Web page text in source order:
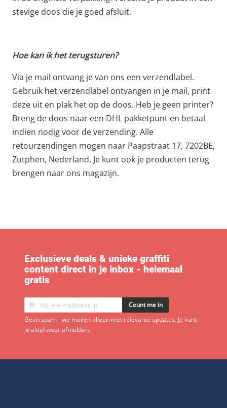
stevige doos die je goed afsluit.
Hoe kan ik het terugsturen?
Via je mail ontvang je van ons een verzendlabel.
Gebruik het verzendlabel ontvangen in je mail, print
deze uit en plak het op de doos. Heb je geen printer?
Breng de doos naar een DHL pakketpunt en betaal
indien nodig voor de verzending. Alle
retourzendingen mogen naar Paapstraat 17, 7202BE,
Zutphen, Nederland. Je kunt ook je producten terug
brengen naar ons magazijn.
Exclusieve deals & unieke graffiti
content direct in je inbox - helemaal
gratis
Count me in
Geen spam - we mailen alleen met relevante updates. Je kunt
je altijd weer afmelden.